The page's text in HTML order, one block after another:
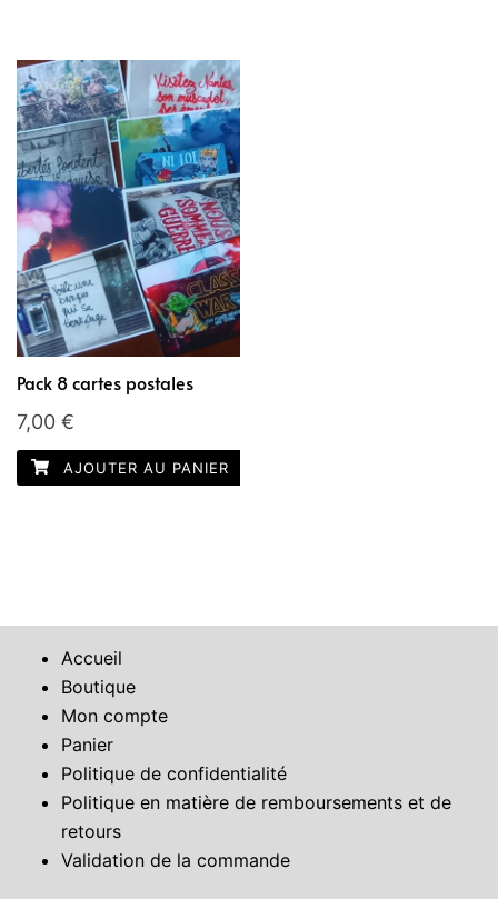
Pack 8 cartes postales
7,00 €
AJOUTER AU PANIER
Accueil
Boutique
Mon compte
Panier
Politique de confidentialité
Politique en matière de remboursements et de
retours
Validation de la commande